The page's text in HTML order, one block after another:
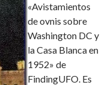
«Avistamientos
de ovnis sobre
Washington DC y
la Casa Blanca en
1952» de
FindingUFO. Es